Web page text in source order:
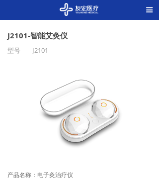
끀
J2101-智能艾灸仪
产品名称：电子灸治疗仪
型号 J2101